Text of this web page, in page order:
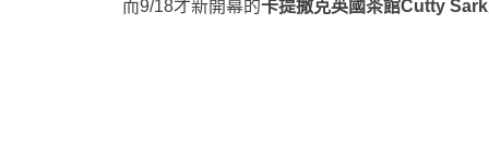
而9/18才新開幕的卡提撒克英國茶館Cutty Sark